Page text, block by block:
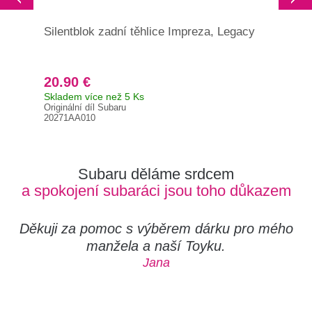
Silentblok zadní těhlice Impreza, Legacy
20.90 €
Skladem více než 5 Ks
Originální díl Subaru
20271AA010
Subaru děláme srdcem
a spokojení subaráci jsou toho důkazem
Děkuji za pomoc s výběrem dárku pro mého
manžela a naší Toyku.
Jana